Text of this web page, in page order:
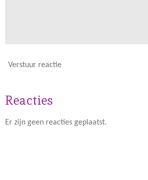
Verstuur reactie
Reacties
Er zijn geen reacties geplaatst.